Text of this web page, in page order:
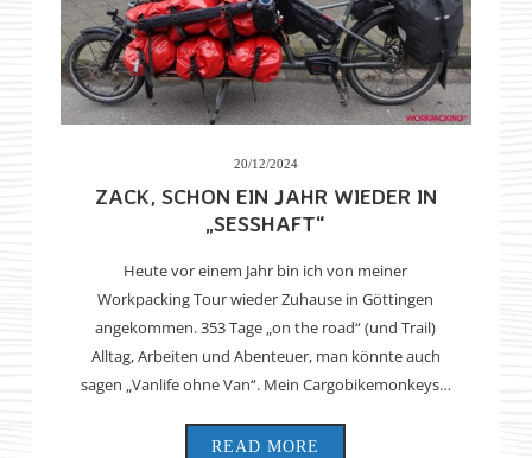
20/12/2024
ZACK, SCHON EIN JAHR WIEDER IN
„SESSHAFT“
Heute vor einem Jahr bin ich von meiner
Workpacking Tour wieder Zuhause in Göttingen
angekommen. 353 Tage „on the road“ (und Trail)
Alltag, Arbeiten und Abenteuer, man könnte auch
sagen „Vanlife ohne Van“. Mein Cargobikemonkeys…
READ MORE